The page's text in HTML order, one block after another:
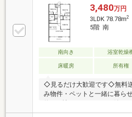
3,480万円
3LDK 78.78m2
5階 南
南向き 浴室乾燥
床暖房 所有権
◇見るだけ大歓迎です◇無料
み物件・ペットと一緒に暮ら
充実◆レスポンスは迅速に◆